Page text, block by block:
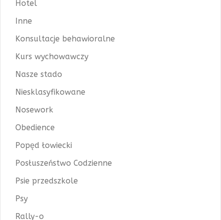
Hotel
Inne
Konsultacje behawioralne
Kurs wychowawczy
Nasze stado
Niesklasyfikowane
Nosework
Obedience
Popęd łowiecki
Posłuszeństwo Codzienne
Psie przedszkole
Psy
Rally-o